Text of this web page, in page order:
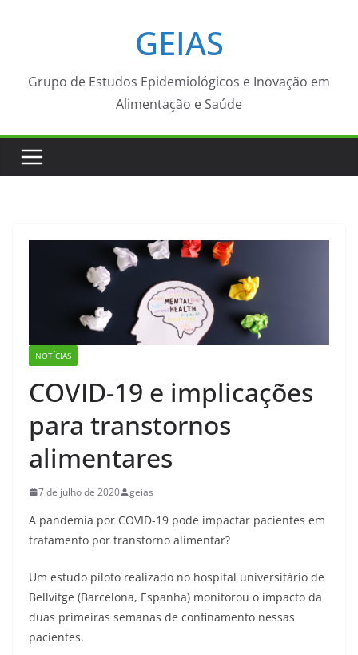
conteúdo
GEIAS
Grupo de Estudos Epidemiológicos e Inovação em
Alimentação e Saúde
NOTÍCIAS
COVID-19 e implicações
para transtornos
alimentares
7 de julho de 2020 geias
A pandemia por COVID-19 pode impactar pacientes em
tratamento por transtorno alimentar?
Um estudo piloto realizado no hospital universitário de
Bellvitge (Barcelona, Espanha) monitorou o impacto da
duas primeiras semanas de confinamento nessas
pacientes.